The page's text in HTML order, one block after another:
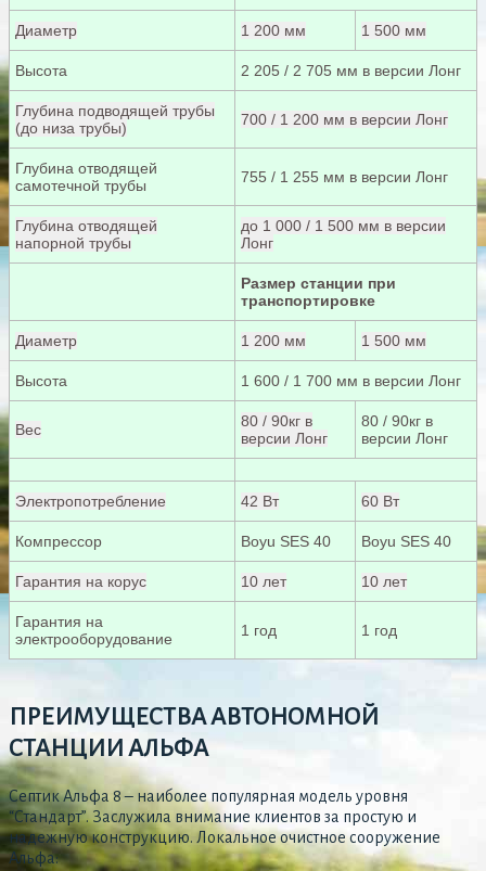
Диаметр 1 200 мм 1 500 мм
Высота 2 205 / 2 705 мм в версии Лонг
Глубина подводящей трубы
(до низа трубы)
700 / 1 200 мм в версии Лонг
Глубина отводящей
самотечной трубы
755 / 1 255 мм в версии Лонг
Глубина отводящей
напорной трубы
до 1 000 / 1 500 мм в версии
Лонг
Размер станции при
транспортировке
Диаметр 1 200 мм 1 500 мм
Высота 1 600 / 1 700 мм в версии Лонг
Вес
80 / 90кг в
версии Лонг
80 / 90кг в
версии Лонг
Электропотребление 42 Вт 60 Вт
Компрессор Boyu SES 40 Boyu SES 40
Гарантия на корус 10 лет 10 лет
Гарантия на
электрооборудование
1 год 1 год
ПРЕИМУЩЕСТВА АВТОНОМНОЙ
СТАНЦИИ АЛЬФА
Септик Альфа 8 – наиболее популярная модель уровня
“Стандарт”. Заслужила внимание клиентов за простую и
надежную конструкцию. Локальное очистное сооружение
Альфа: